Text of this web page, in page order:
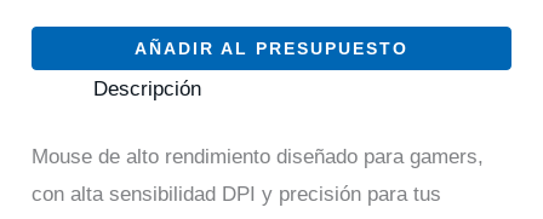
AÑADIR AL PRESUPUESTO
Descripción
Mouse de alto rendimiento diseñado para gamers,
con alta sensibilidad DPI y precisión para tus